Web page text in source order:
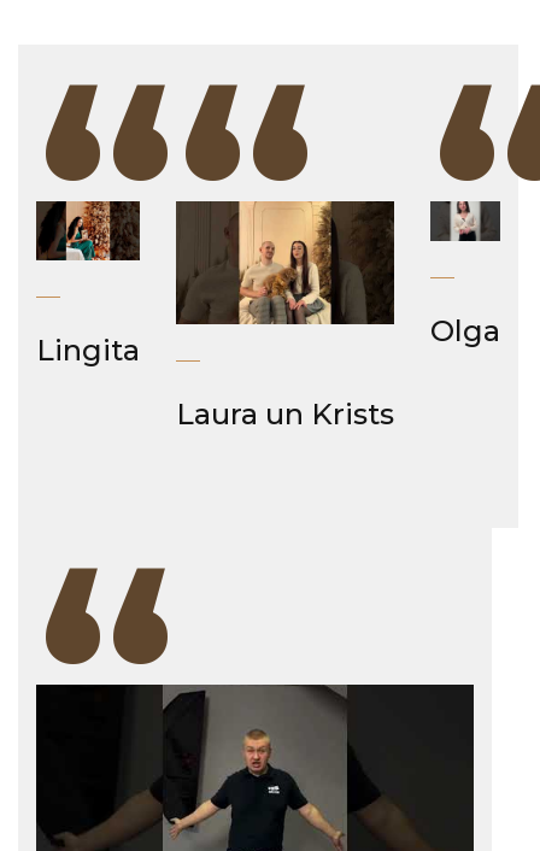
“
Lingita “
Laura un Krists
Olga
“